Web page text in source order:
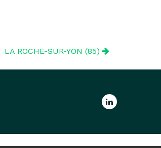
LA ROCHE-SUR-YON (85)